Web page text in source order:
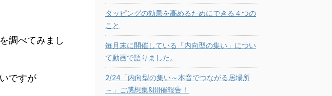
調べてみまし
ですが
タッピングの効果を高めるためにできる４つの
こと
毎月末に開催している「内向型の集い」につい
て動画で語りました。
2/24「内向型の集い～本音でつながる居場所
～」ご感想集&開催報告！